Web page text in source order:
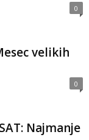
0
velikih
0
Najmanje